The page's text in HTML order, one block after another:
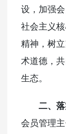
设，加强
社会主义
精神，树
术道德，
生态。
二、
会员管理